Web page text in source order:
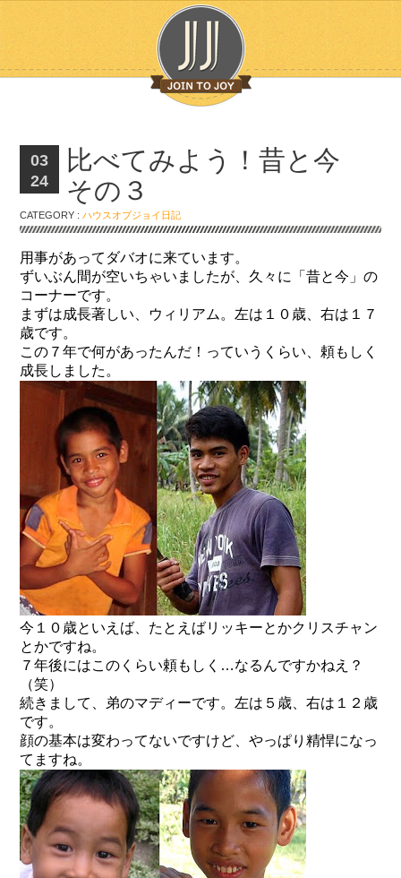
03
24
比べてみよう！昔と今
その３
CATEGORY :ハウスオブジョイ日記
用事があってダバオに来ています。
ずいぶん間が空いちゃいましたが、久々に「昔と今」の
コーナーです。
まずは成長著しい、ウィリアム。左は１０歳、右は１７
歳です。
この７年で何があったんだ！っていうくらい、頼もしく
成長しました。
今１０歳といえば、たとえばリッキーとかクリスチャン
とかですね。
７年後にはこのくらい頼もしく…なるんですかねえ？
（笑）
続きまして、弟のマディーです。左は５歳、右は１２歳
です。
顔の基本は変わってないですけど、やっぱり精悍になっ
てますね。